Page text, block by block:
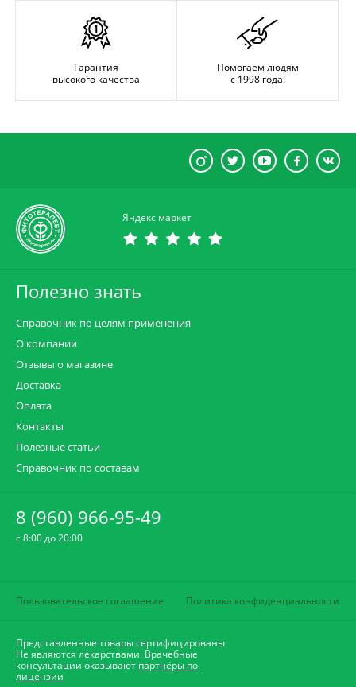
Гарантия
высокого качества
Помогаем людям
с 1998 года!
Яндекс маркет
Полезно знать
Справочник по целям применения
О компании
Отзывы о магазине
Доставка
Оплата
Контакты
Полезные статьи
Справочник по составам
8 (960) 966-95-49
c 8:00 до 20:00
Пользовательское соглашение Политика конфиденциальности
Представленные товары сертифицированы.
Не являются лекарствами. Врачебные
консультации оказывают партнёры по
лицензии